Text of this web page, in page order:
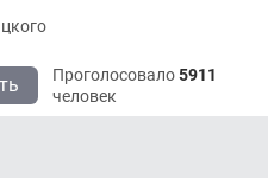
Проголосовало5911
человек